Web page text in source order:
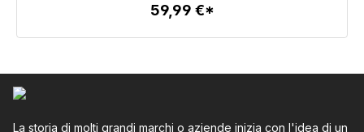
Dettagli
59,99 €*
La storia di molti grandi marchi o aziende inizia con l'idea di un